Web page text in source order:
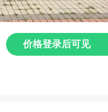
价格登录后可见